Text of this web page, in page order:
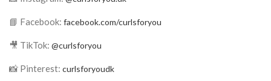
📘 Facebook: facebook.com/curlsforyou
🎥 TikTok: @curlsforyou
📸 Pinterest: curlsforyoudk